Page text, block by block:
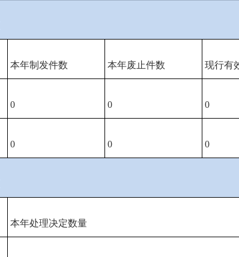
本年制发件数 本年废止件数 现行有
0 0 0
0 0 0
本年处理决定数量